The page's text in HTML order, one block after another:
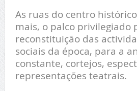
As ruas do centro
mais, o palco privilegiado
reconstituição das
sociais da época, para a
constante, cortejos,
representações teatrais.